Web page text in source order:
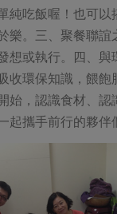
地區活動
純吃飯喔！也可以
樂。三、聚餐聯誼
想或執行。四、與
收環保知識，餵飽
始，認識食材、認
起攜手前行的夥伴